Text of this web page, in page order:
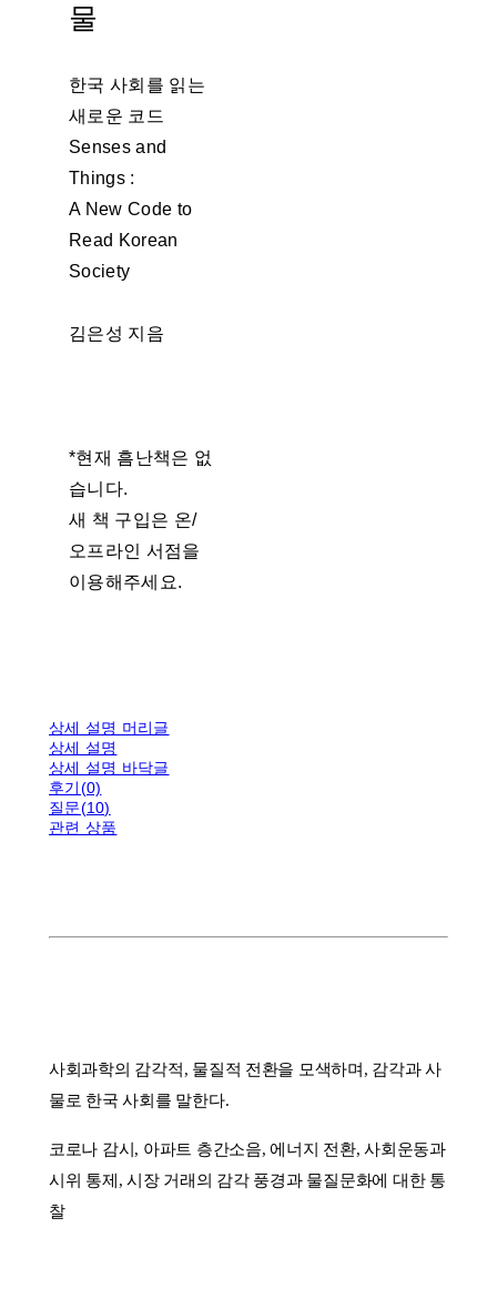
물
한국 사회를 읽는
새로운 코드
Senses and
Things :
A New Code to
Read Korean
Society
김은성 지음
*현재 흠난책은 없
습니다.
새 책 구입은 온/
오프라인 서점을
이용해주세요.
상세 설명 머리글
상세 설명
상세 설명 바닥글
후기(0)
질문(10)
관련 상품
사회과학의 감각적, 물질적 전환을 모색하며, 감각과 사
물로 한국 사회를 말한다.
코로나 감시, 아파트 층간소음, 에너지 전환, 사회운동과
시위 통제, 시장 거래의 감각 풍경과 물질문화에 대한 통
찰